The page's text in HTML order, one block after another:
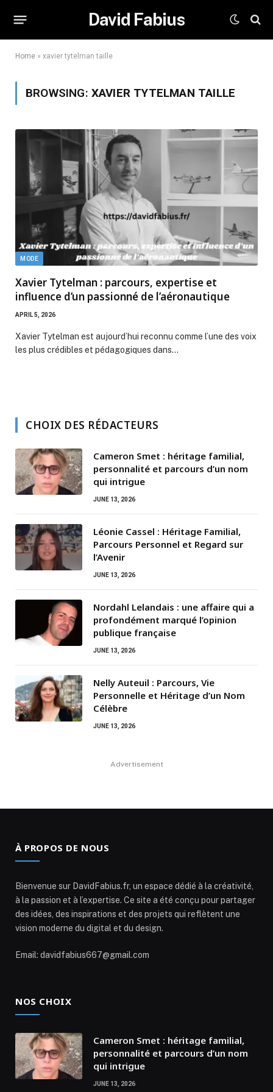
David Fabius
Home » xavier tytelman taille
BROWSING: XAVIER TYTELMAN TAILLE
MODE
Xavier Tytelman : parcours, expertise et
influence d’un passionné de l’aéronautique
APRIL 5, 2026
Xavier Tytelman est aujourd’hui reconnu comme l’une des voix
les plus crédibles et pédagogiques dans…
CHOIX DES RÉDACTEURS
Cameron Smet : héritage familial,
personnalité et parcours d’un nom
qui intrigue
JUNE 13, 2026
Léonie Cassel : Héritage Familial,
Parcours Personnel et Regard sur
l’Avenir
JUNE 13, 2026
Nordahl Lelandais : une affaire qui a
profondément marqué l’opinion
publique française
JUNE 13, 2026
Nelly Auteuil : Parcours, Vie
Personnelle et Héritage d’un Nom
Célèbre
JUNE 13, 2026
Advertisement
À PROPOS DE NOUS
Bienvenue sur DavidFabius.fr, un espace dédié à la créativité,
à la passion et à l’expertise. Ce site a été conçu pour partager
des idées, des inspirations et des projets qui reflètent une
vision moderne du digital et du design.
Email: davidfabius667@gmail.com
NOS CHOIX
Cameron Smet : héritage familial,
personnalité et parcours d’un nom
qui intrigue
JUNE 13, 2026